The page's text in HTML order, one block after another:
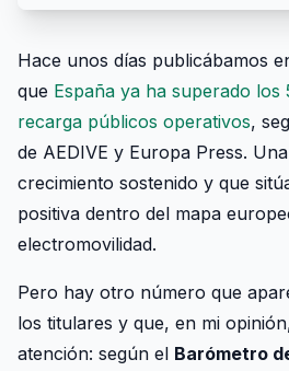
Hace unos días publicábamos
que España ya ha superado los
recarga públicos operativos,
de AEDIVE y Europa Press.
crecimiento sostenido y que
positiva dentro del mapa
electromovilidad.
Pero hay otro número que
los titulares y que, en mi
atención: según el Barómetro